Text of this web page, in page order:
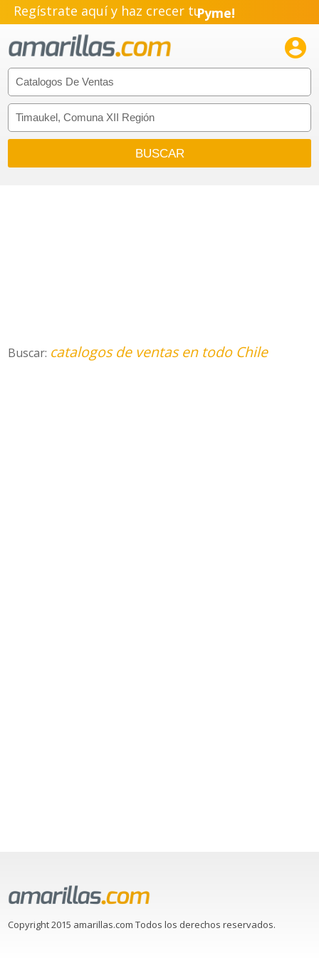
Regístrate aquí y haz crecer tu
Emprendimiento!

Buscar: catalogos de ventas en todo Chile
Copyright 2015 amarillas.com Todos los derechos reservados.